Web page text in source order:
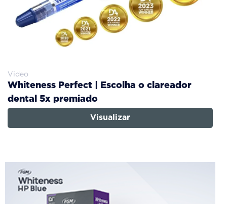
Video
Whiteness Perfect | Escolha o clareador
dental 5x premiado
Visualizar